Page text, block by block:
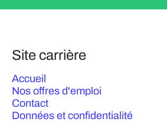
Site carrière
Accueil
Nos offres d'emploi
Contact
Données et confidentialité